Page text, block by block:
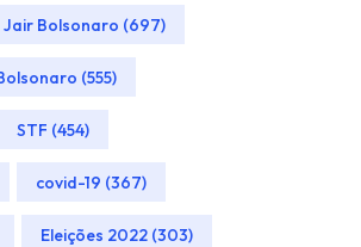
Jair Bolsonaro (697)
(555)
STF (454)
covid-19 (367)
Eleições 2022 (303)